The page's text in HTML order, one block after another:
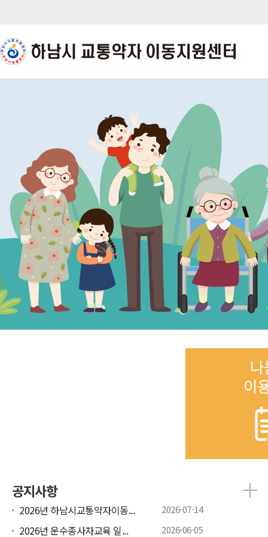
이
공지사항
2026년 하남시교통약자이동... 2026-07-14
2026년 운수종사자교육 일... 2026-06-05